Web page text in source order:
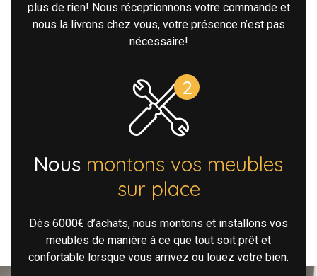
plus de rien! Nous réceptionnons votre commande et
nous la livrons chez vous, votre présence n’est pas
nécessaire!
Nous montons vos meubles
sur place
Dès 6000€ d’achats, nous montons et installons vos
meubles de manière à ce que tout soit prêt et
confortable lorsque vous arrivez ou louez votre bien.